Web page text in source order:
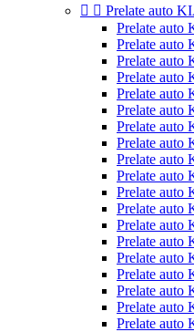
  Prelate auto
Prelate auto
Prelate auto
Prelate auto
Prelate auto
Prelate auto
Prelate auto
Prelate auto
Prelate auto
Prelate auto
Prelate auto
Prelate auto
Prelate auto
Prelate auto
Prelate auto
Prelate auto
Prelate auto
Prelate auto
Prelate auto
Prelate auto